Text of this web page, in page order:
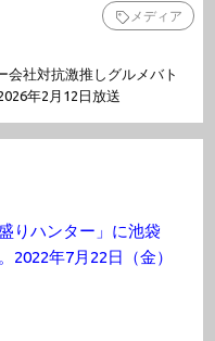
メディア
会社対抗激推しグルメバト
年2月12日放送
りハンター」に池袋
2022年7月22日（金）